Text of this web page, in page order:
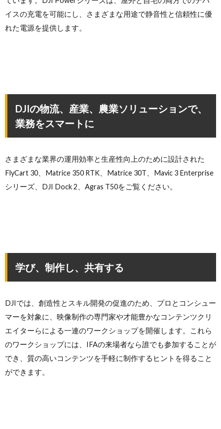
イスの充電を可能にし、さまざまな用途で静音性と信頼性に優
れた電源を提供します。
DJIの物流、産業、農業ソリューションで、
業務をスマートに
さまざまな業界の運用効率と生産性向上のために設計された
FlyCart 30、Matrice 350 RTK、Matrice 30T、Mavic 3 Enterprise
シリーズ、DJI Dock 2、Agras T50をご覧ください。
学び、制作し、共有する
DJIでは、創造性とスキル開発の促進のため、プロとコンシュー
マーを対象に、映像制作の専門家や才能豊かなコンテンツクリ
エイターらによる一連のワークショップを開催します。これら
のワークショップには、IFAの来場者なら誰でも参加することが
でき、質の高いコンテンツを手軽に制作するヒントを得ること
ができます。